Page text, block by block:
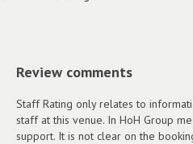
Review comments
Staff Rating only relates to
staff at this venue. In HoH Group
support. It is not clear on the